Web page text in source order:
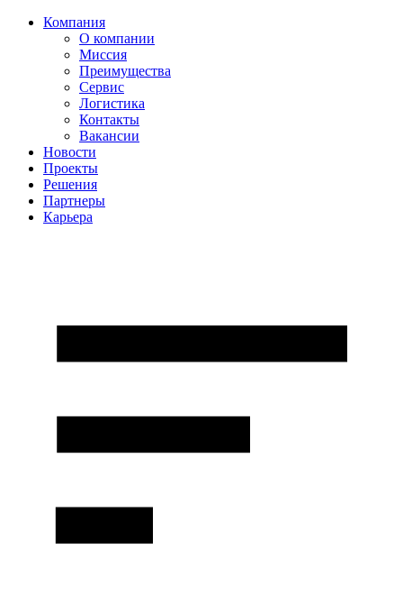
Компания
О компании
Миссия
Преимущества
Сервис
Логистика
Контакты
Вакансии
Новости
Проекты
Решения
Партнеры
Карьера